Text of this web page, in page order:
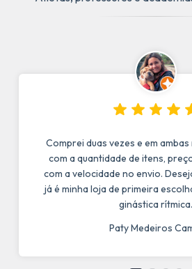
Comprei duas vezes e em
com a quantidade de itens,
com a velocidade no envio.
já é minha loja de primeira
ginástica rítmica.
Paty Medeiros